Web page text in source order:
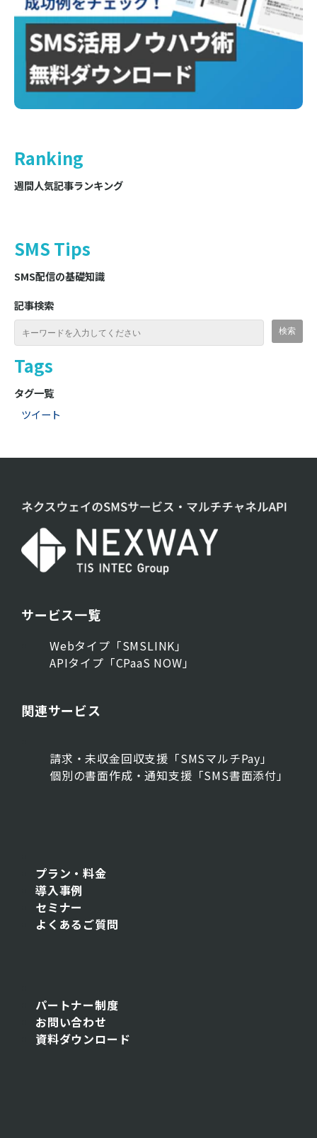
Ranking
週間人気記事ランキング
SMS Tips
SMS配信の基礎知識
記事検索
Tags
タグ一覧
ツイート
サービス一覧
Webタイプ「SMSLINK」
APIタイプ「CPaaS NOW」
関連サービス
請求・未収金回収支援「SMSマルチPay」
個別の書面作成・通知支援「SMS書面添付」
プラン・料金
導入事例
セミナー
よくあるご質問
パートナー制度
お問い合わせ
資料ダウンロード